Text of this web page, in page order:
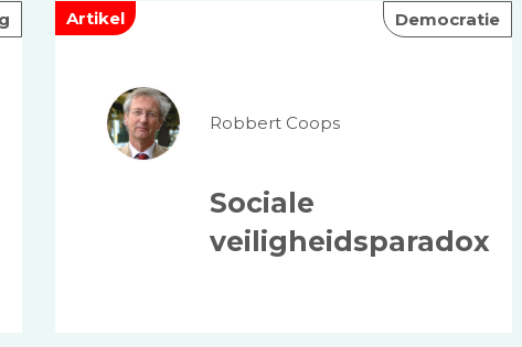
Artikel Democratie
Robbert Coops
Sociale
veiligheidsparadox